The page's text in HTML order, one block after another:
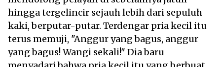
hingga tergelincir sejauh lebih dari sepuluh
kaki, berputar-putar. Terdengar pria kecil itu
terus memuji, "Anggur yang bagus, anggur
yang bagus! Wangi sekali!" Dia baru